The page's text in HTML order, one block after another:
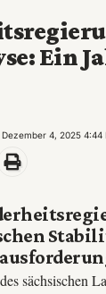
Ein
4, 2025 4:44
sächsischen